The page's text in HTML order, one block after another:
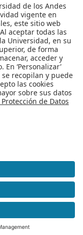
10, ofrece a los
estudiantes de
pregrado de la
Universidad un nuevo
CBU en el área del
conocimiento Ciencia y
ingeniería de información